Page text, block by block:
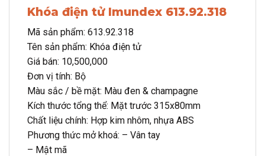
Khóa điện tử Imundex 613.92.318
Mã sản phẩm: 613.92.318
Tên sản phẩm: Khóa điện tử
Giá bán: 10,500,000
Đơn vị tính: Bộ
Màu sắc / bề mặt: Màu đen & champagne
Kích thước tổng thể: Mặt trước 315x80mm
Chất liệu chính: Hợp kim nhôm, nhựa ABS
Phương thức mở khoá: – Vân tay
– Mật mã